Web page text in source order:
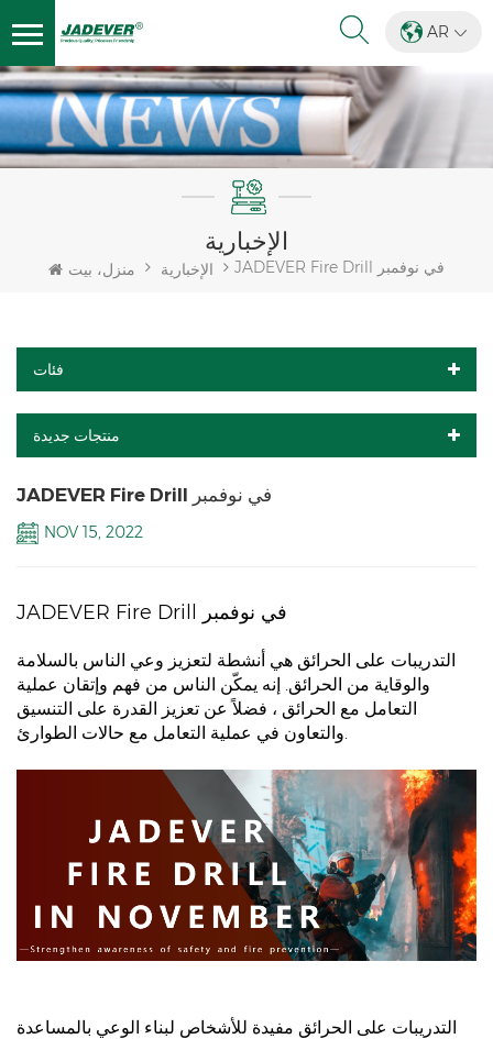
AR
الإخبارية
منزل، بيت الإخبارية JADEVER Fire Drill في نوفمبر
فئات
منتجات جديدة
JADEVER Fire Drill في نوفمبر
NOV 15, 2022
JADEVER Fire Drill في نوفمبر
التدريبات على الحرائق هي أنشطة لتعزيز وعي الناس بالسلامة
والوقاية من الحرائق. إنه يمكّن الناس من فهم وإتقان عملية
التعامل مع الحرائق ، فضلاً عن تعزيز القدرة على التنسيق
والتعاون في عملية التعامل مع حالات الطوارئ.
التدريبات على الحرائق مفيدة للأشخاص لبناء الوعي بالمساعدة